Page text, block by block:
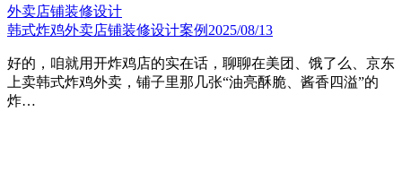
外卖店铺装修设计
韩式炸鸡外卖店铺装修设计案例2025/08/13
好的，咱就用开炸鸡店的实在话，聊聊在美团、饿了么、京东
上卖韩式炸鸡外卖，铺子里那几张“油亮酥脆、酱香四溢”的
炸…